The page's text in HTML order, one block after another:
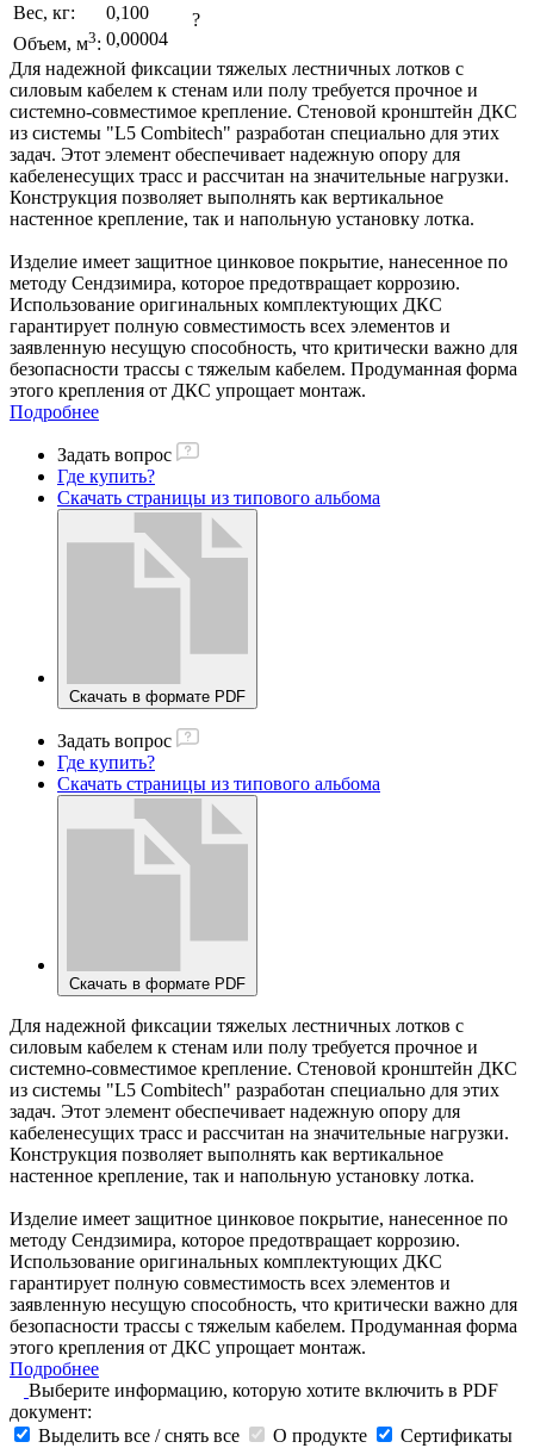
Вес, кг:
0,100
Объем, м3: 0,00004
?
Для надежной фиксации тяжелых лестничных лотков с
силовым кабелем к стенам или полу требуется прочное и
системно-совместимое крепление. Стеновой кронштейн ДКС
из системы "L5 Combitech" разработан специально для этих
задач. Этот элемент обеспечивает надежную опору для
кабеленесущих трасс и рассчитан на значительные нагрузки.
Конструкция позволяет выполнять как вертикальное
настенное крепление, так и напольную установку лотка.
Изделие имеет защитное цинковое покрытие, нанесенное по
методу Сендзимира, которое предотвращает коррозию.
Использование оригинальных комплектующих ДКС
гарантирует полную совместимость всех элементов и
заявленную несущую способность, что критически важно для
безопасности трассы с тяжелым кабелем. Продуманная форма
этого крепления от ДКС упрощает монтаж.
Подробнее
Задать вопрос
Где купить?
Скачать страницы из типового альбома
Скачать в формате PDF
Задать вопрос
Где купить?
Скачать страницы из типового альбома
Скачать в формате PDF
Для надежной фиксации тяжелых лестничных лотков с
силовым кабелем к стенам или полу требуется прочное и
системно-совместимое крепление. Стеновой кронштейн ДКС
из системы "L5 Combitech" разработан специально для этих
задач. Этот элемент обеспечивает надежную опору для
кабеленесущих трасс и рассчитан на значительные нагрузки.
Конструкция позволяет выполнять как вертикальное
настенное крепление, так и напольную установку лотка.
Изделие имеет защитное цинковое покрытие, нанесенное по
методу Сендзимира, которое предотвращает коррозию.
Использование оригинальных комплектующих ДКС
гарантирует полную совместимость всех элементов и
заявленную несущую способность, что критически важно для
безопасности трассы с тяжелым кабелем. Продуманная форма
этого крепления от ДКС упрощает монтаж.
Подробнее
Выберите информацию, которую хотите включить в PDF
документ:
Выделить все / снять все
О продукте
Сертификаты